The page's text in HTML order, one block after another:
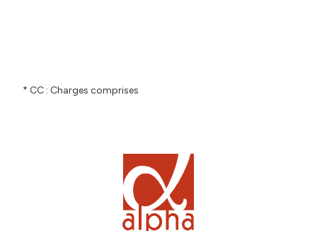
* CC : Charges comprises